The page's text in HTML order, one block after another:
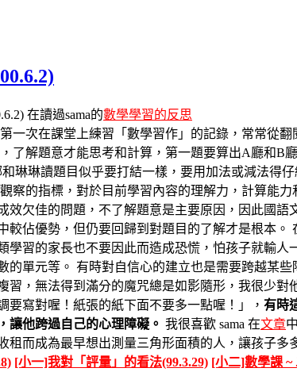
在讀過sama的數學學習的反思
一次在課堂上練習「數學習作」的記錄，常常從
了解題意才能思考和計算，第一題要算出A廳和
琳琳讀題目似乎要打結一樣，要用加法或減法得
察的指標，對於目前學習內容的理解力，計算能
效欠佳的問題，不了解題意是主要原因，因此國
較佔優勢，但仍要回歸到對題目的了解才是根本
學習的家長也不要因此而造成恐慌，怕孩子就輸人
單元等。 有時對自信心的建立也是需要跨越某
習，無法得到滿分的魔咒總是如影隨形，我很少
寫對喔！紙張的紙下面不要多一點喔！」， 有時
讓他跨過自己的心理障礙。 我很喜歡 sama 在文章
而成為最早想出測量三角形面積的人，讓孩子多
[小一]我對「評量」的看法(99.3.29) [小二]數學課 ~